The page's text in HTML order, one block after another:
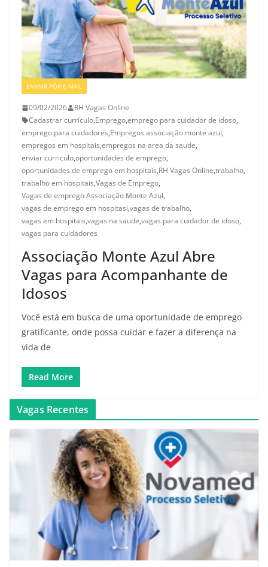
ENVIAR POR E-MAIL
09/02/2026
RH Vagas Online
Cadastrar currículo,Emprego,emprego para cuidador de idoso,
emprego para cuidadores,Empregos associação monte azul,
empregos em hospitais,empregos na area da saude,
enviar curriculo,oportunidades de emprego,
oportunidades de emprego em hospitais,RH Vagas Online,trabalho,
trabalho em hospitais,Vagas de Emprego,
Vagas de emprego Associação Monte Azul,
vagas de emprego em hospitasi,vagas de trabalho,
vagas em hospitais,vagas na saude,vagas para cuidador de idoso,
vagas para cuidadores
Associação Monte Azul Abre
Vagas para Acompanhante de
Idosos
Você está em busca de uma oportunidade de emprego
gratificante, onde possa cuidar e fazer a diferença na
vida de
Read More
Vagas Recentes